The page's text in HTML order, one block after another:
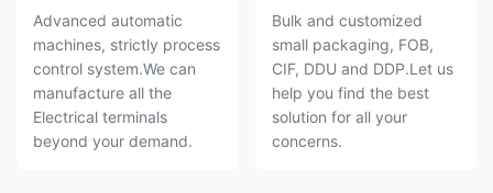
Advanced automatic
machines, strictly process
control system.We can
manufacture all the
Electrical terminals
beyond your demand.
Bulk and customized
small packaging, FOB,
CIF, DDU and DDP.Let us
help you find the best
solution for all your
concerns.